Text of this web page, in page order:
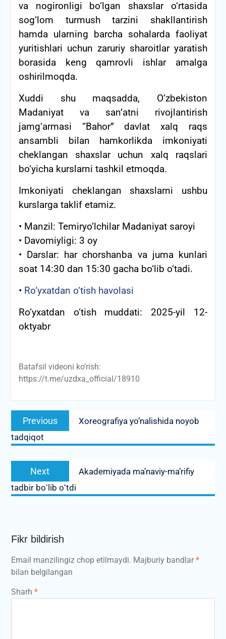
va nogironligi bo‘lgan shaxslar o‘rtasida
sog‘lom turmush tarzini shakllantirish
hamda ularning barcha sohalarda faoliyat
yuritishlari uchun zaruriy sharoitlar yaratish
borasida keng qamrovli ishlar amalga
oshirilmoqda.
Xuddi shu maqsadda, O‘zbekiston
Madaniyat va san’atni rivojlantirish
jamg‘armasi “Bahor” davlat xalq raqs
ansambli bilan hamkorlikda imkoniyati
cheklangan shaxslar uchun xalq raqslari
bo‘yicha kurslarni tashkil etmoqda.
Imkoniyati cheklangan shaxslarni ushbu
kurslarga taklif etamiz.
• Manzil: Temiryo‘lchilar Madaniyat saroyi
• Davomiyligi: 3 oy
• Darslar: har chorshanba va juma kunlari
soat 14:30 dan 15:30 gacha bo‘lib o‘tadi.
• Ro‘yxatdan o‘tish havolasi
Ro‘yxatdan o‘tish muddati: 2025-yil 12-
oktyabr
Batafsil videoni ko’rish:
https://t.me/uzdxa_official/18910
Post
menyusi
Previous
post:
Xoreografiya yo‘nalishida noyob
tadqiqot
Next
Next
post:
Akademiyada maʼnaviy-maʼrifiy
tadbir boʻlib oʻtdi
Fikr bildirish
Email manzilingiz chop etilmaydi. Majburiy bandlar*
bilan belgilangan
Sharh *